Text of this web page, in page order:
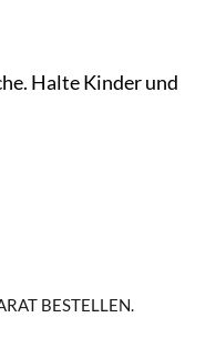
Halte Kinder und
BESTELLEN.